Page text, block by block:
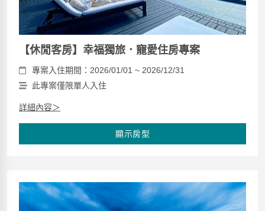
【休閒客房】幸福獨旅．寵愛住房專案
專案入住期間：2026/01/01 ~ 2026/12/31
此專案僅限單人入住
詳細內容＞
顯示房型